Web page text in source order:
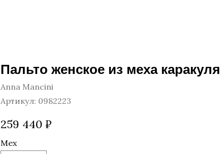
Пальто женское из меха каракуля
Anna Mancini
Артикул: 0982223
259 440 ₽
Мех